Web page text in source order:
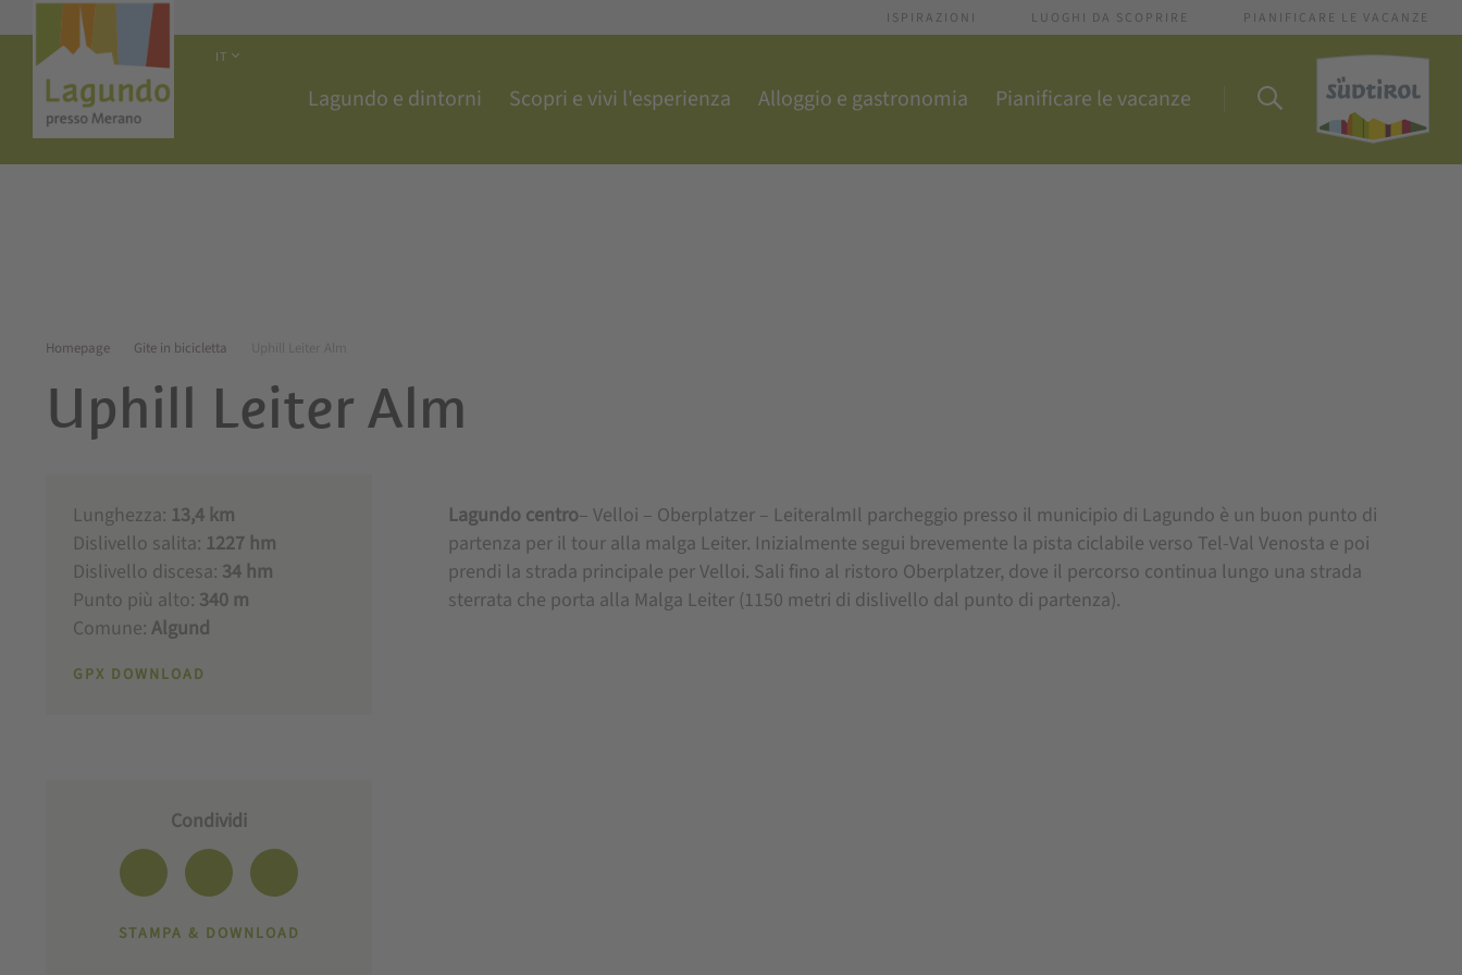
ISPIRAZIONI LUOGHI DA SCOPRIRE PIANIFICARE LE VACANZE
IT
Lagundo e dintorni Scopri e vivi l'esperienza Alloggio e gastronomia Pianificare le vacanze
Homepage Gite in bicicletta
Uphill Leiter Alm
Lunghezza: 13,4 km
Dislivello salita: 1227 hm
Dislivello discesa: 34 hm
Punto più alto: 340 m
Comune: Algund
GPX DOWNLOAD
Condividi
STAMPA & DOWNLOAD
Lagundo centro– Velloi – Oberplatzer – LeiteralmIl parcheggio presso il municipio di Lagundo è un buon punto di
partenza per il tour alla malga Leiter. Inizialmente segui brevemente la pista ciclabile verso Tel-Val Venosta e poi
prendi la strada principale per Velloi. Sali fino al ristoro Oberplatzer, dove il percorso continua lungo una strada
sterrata che porta alla Malga Leiter (1150 metri di dislivello dal punto di partenza).